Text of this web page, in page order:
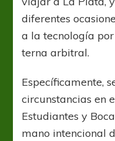
diferentes
a la tecnología
terna arbitral.
Específicamente,
circunstancias en
Estudiantes y
mano intencional